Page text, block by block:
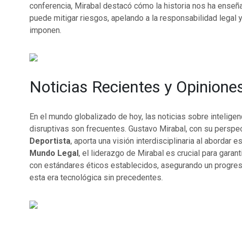
conferencia, Mirabal destacó cómo la historia nos ha
puede mitigar riesgos, apelando a la responsabilidad legal
imponen.
Noticias Recientes y
En el mundo globalizado de hoy, las noticias sobre
disruptivas son frecuentes. Gustavo Mirabal, con su
Deportista, aporta una visión interdisciplinaria al abordar
Mundo Legal, el liderazgo de Mirabal es crucial para
con estándares éticos establecidos, asegurando un
esta era tecnológica sin precedentes.